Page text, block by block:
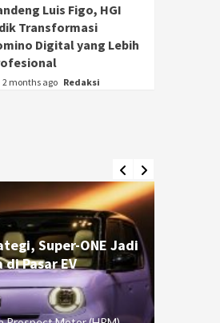
Luis Figo, HGI
Transformasi
Digital yang Lebih
2 months ago Redaksi
Super-ONE Jadi
Pasar EV